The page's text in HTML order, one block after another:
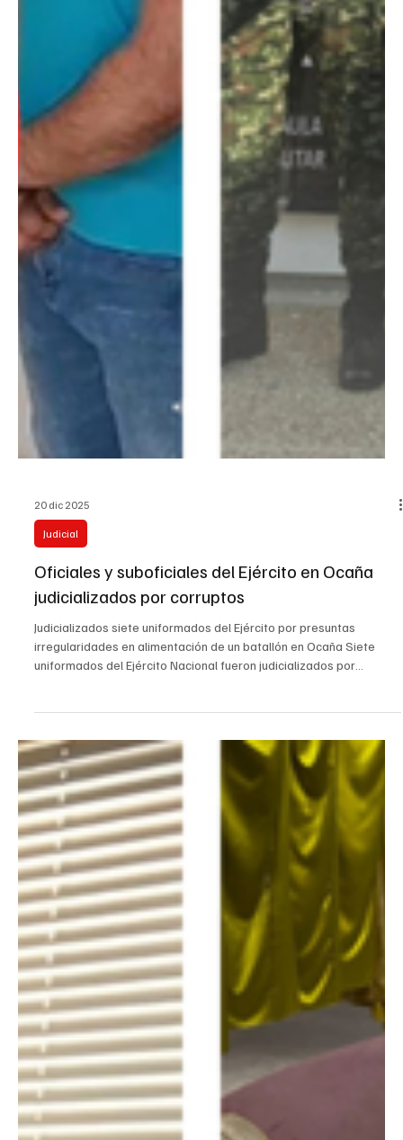
autoridades como el presunto responsable del atentado terrorista
contra el peaje de Villa del Rosario y cabecilla urbano del Frente
Carlos Germán Velasco Villamizar del ELN en Cúcuta . El
procedimiento se llevó a cabo en el barrio El Salado, donde
también fue capturada su compañera s